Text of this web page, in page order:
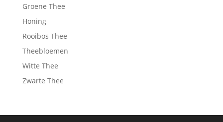
Groene Thee
Honing
Rooibos Thee
Theebloemen
Witte Thee
Zwarte Thee